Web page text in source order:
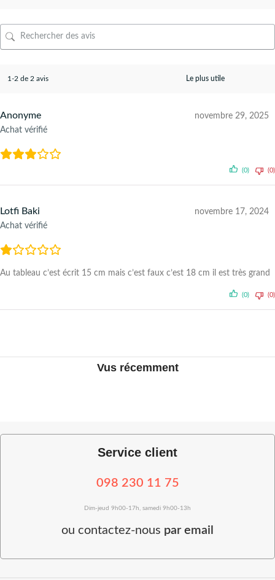
1-2 de 2 avis
Anonyme
Achat vérifié
novembre 29, 2025
(0) (0)
Lotfi Baki
Achat vérifié
novembre 17, 2024
Au tableau c’est écrit 15 cm mais c’est faux c’est 18 cm il est très grand
(0) (0)
Vus récemment
Service client
098 230 11 75
Dim-jeud 9h00-17h, samedi 9h00-13h
ou contactez-nous par email